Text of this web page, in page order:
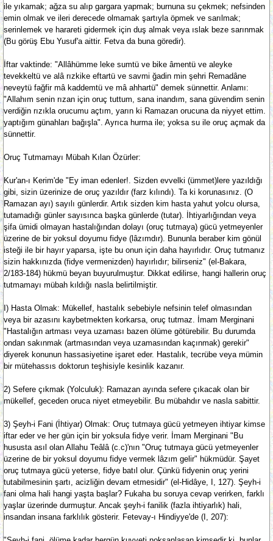
ile yıkamak; ağza su alıp gargara yapmak; burnuna su çekmek; nefsinden
emin olmak ve ileri derecede olmamak şartıyla öpmek ve sarılmak;
serinlemek ve harareti gidermek için duş almak veya ıslak beze sarınmak
(Bu görüş Ebu Yusuf'a aittir. Fetva da buna göredir).
İftar vaktinde: "Allâhümme leke sumtü ve bike âmentü ve aleyke
tevekkeltü ve alâ rızkike eftartü ve savmi ğadin min şehri Remadâne
neveytü fağfir mâ kaddemtü ve mâ ahhartü" demek sünnettir. Anlamı:
"Allahım senin rızan için oruç tuttum, sana inandım, sana güvendim senin
verdiğin rızıkla orucumu açtım, yarın ki Ramazan orucuna da niyyet ettim.
yaptığım günahları bağışla". Ayrıca hurma ile; yoksa su ile oruç açmak da
sünnettir.
Oruç Tutmamayı Mübah Kılan Özürler:
Kur'an-ı Kerim'de "Ey iman edenler!. Sizden evvelki (ümmet)lere yazıldığı
gibi, sizin üzerinize de oruç yazıldır (farz kılındı). Ta ki korunasınız. (O
Ramazan ayı) sayılı günlerdir. Artık sizden kim hasta yahut yolcu olursa,
tutamadığı günler sayısınca başka günlerde (tutar). İhtiyarlığından veya
şifa ümidi olmayan hastalığından dolayı (oruç tutmaya) gücü yetmeyenler
üzerine de bir yoksul doyumu fidye (lâzımdır). Bununla beraber kim gönül
isteği ile bir hayır yaparsa, işte bu onun için daha hayırlıdır. Oruç tutmanız
sizin hakkınızda (fidye vermenizden) hayırlıdır; bilirseniz" (el-Bakara,
2/183-184) hükmü beyan buyurulmuştur. Dikkat edilirse, hangi hallerin oruç
tutmamayı mübah kıldığı nasla belirtilmiştir.
I) Hasta Olmak: Mükellef, hastalık sebebiyle nefsinin telef olmasından
veya bir azasını kaybetmekten korkarsa, oruç tutmaz. İmam Merginani
"Hastalığın artması veya uzaması bazen ölüme götürebilir. Bu durumda
ondan sakınmak (artmasından veya uzamasından kaçınmak) gerekir"
diyerek konunun hassasiyetine işaret eder. Hastalık, tecrübe veya mümin
bir mütehassıs doktorun teşhisiyle kesinlik kazanır.
2) Sefere çıkmak (Yolculuk): Ramazan ayında sefere çıkacak olan bir
mükellef, geceden oruca niyet etmeyebilir. Bu mübahdır ve nasla sabittir.
3) Şeyh-i Fani (İhtiyar) Olmak: Oruç tutmaya gücü yetmeyen ihtiyar kimse
iftar eder ve her gün için bir yoksula fidye verir. İmam Merginani "Bu
hususta asıl olan Allahu Teâlâ (c.c)'nın "Oruç tutmaya gücü yetmeyenler
üzerine de bir yoksul doyumu fidye vermek lâzım gelir" hükmüdür. Şayet
oruç tutmaya gücü yeterse, fidye batıl olur. Çünkü fidyenin oruç yerini
tutabilmesinin şartı, acizliğin devam etmesidir" (el-Hidâye, I, 127). Şeyh-i
fani olma hali hangi yaşta başlar? Fukaha bu soruya cevap verirken, farklı
yaşlar üzerinde durmuştur. Ancak şeyh-i fanilik (fazla ihtiyarlık) hali,
insandan insana farklılık gösterir. Fetevay-ı Hindiyye'de (I, 207):